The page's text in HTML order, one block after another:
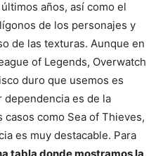
años, así como el
de los personajes y
de las texturas. Aunque en
of Legends, Overwatch
duro que usemos es
dependencia es de la
como Sea of Thieves,
es muy destacable. Para